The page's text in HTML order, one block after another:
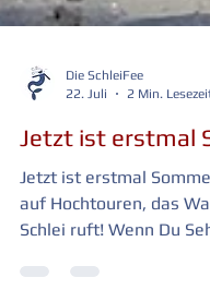
22. Juli
2 Min.
Jetzt ist erstmal
Jetzt ist erstmal Sommer! Der Sommer
Schlei ruft! Wenn Du